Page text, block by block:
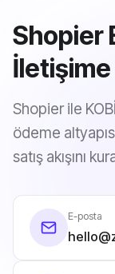
Shopier
Shopier ile
ödeme
satış akışını
E-posta